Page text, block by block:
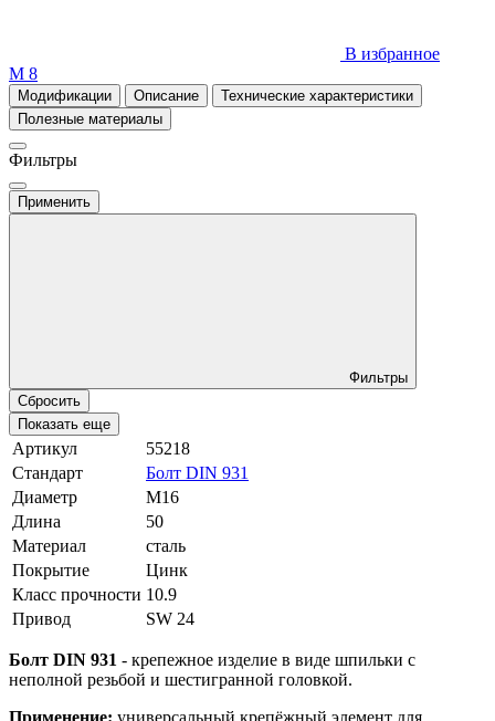
В избранное
М 8
Модификации Описание
Технические характеристики
Полезные материалы
Фильтры
Применить
Фильтры
Сбросить
Показать еще
Артикул
55218
Стандарт
Болт DIN 931
Диаметр
М16
Длина
50
Материал
сталь
Покрытие
Цинк
Класс прочности 10.9
Привод
SW 24
Болт DIN 931 - крепежное изделие в виде шпильки с
неполной резьбой и шестигранной головкой.
Применение: универсальный крепёжный элемент для